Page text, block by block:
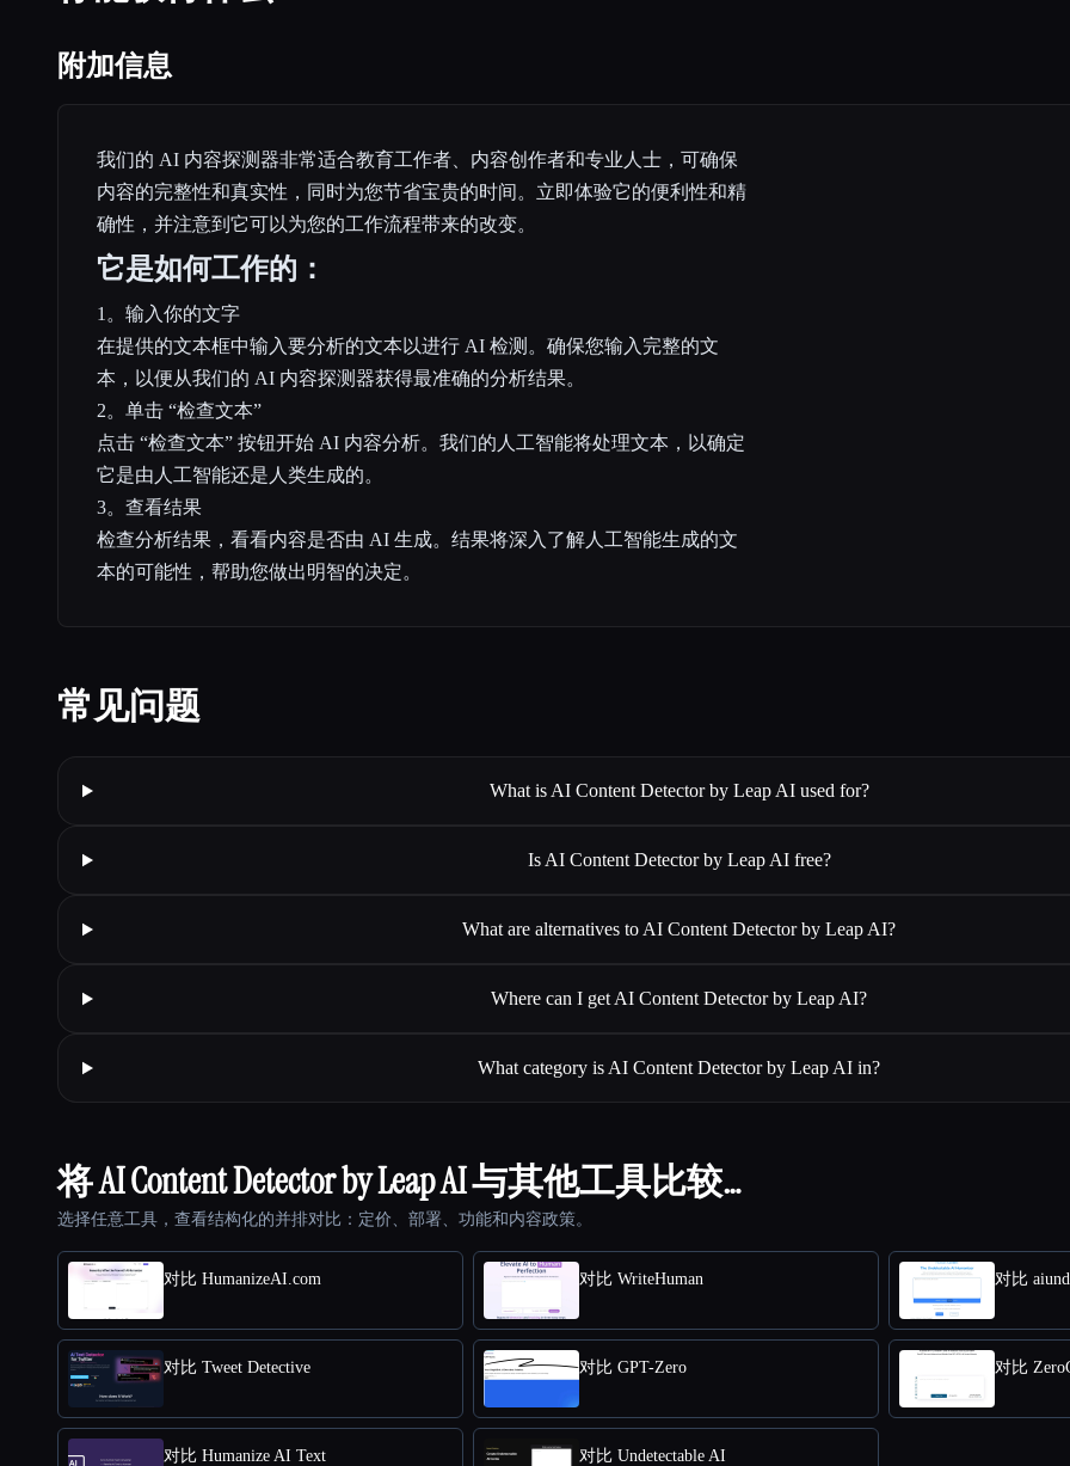
附加信息
我们的 AI 内容探测器非常适合教育工作者、内容创作者和专业人士，可确保
内容的完整性和真实性，同时为您节省宝贵的时间。立即体验它的便利性和精
确性，并注意到它可以为您的工作流程带来的改变。
它是如何工作的：
1。输入你的文字
在提供的文本框中输入要分析的文本以进行 AI 检测。确保您输入完整的文
本，以便从我们的 AI 内容探测器获得最准确的分析结果。
2。单击 “检查文本”
点击 “检查文本” 按钮开始 AI 内容分析。我们的人工智能将处理文本，以确定
它是由人工智能还是人类生成的。
3。查看结果
检查分析结果，看看内容是否由 AI 生成。结果将深入了解人工智能生成的文
本的可能性，帮助您做出明智的决定。
常见问题
What is AI Content Detector by Leap AI used for?
Is AI Content Detector by Leap AI free?
What are alternatives to AI Content Detector by Leap AI?
Where can I get AI Content Detector by Leap AI?
What category is AI Content Detector by Leap AI in?
将 AI Content Detector by Leap AI 与其他工具比较…
选择任意工具，查看结构化的并排对比：定价、部署、功能和内容政策。
对比 HumanizeAI.com 对比 WriteHuman 对比
对比 Tweet Detective 对比 GPT-Zero 对比
对比 Humanize AI Text 对比 Undetectable AI